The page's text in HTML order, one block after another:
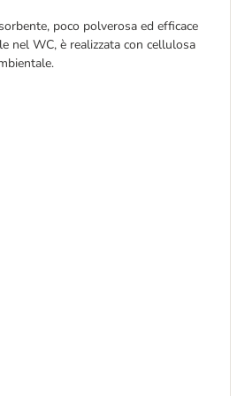
poco polverosa ed efficace
nel WC, è realizzata con cellulosa